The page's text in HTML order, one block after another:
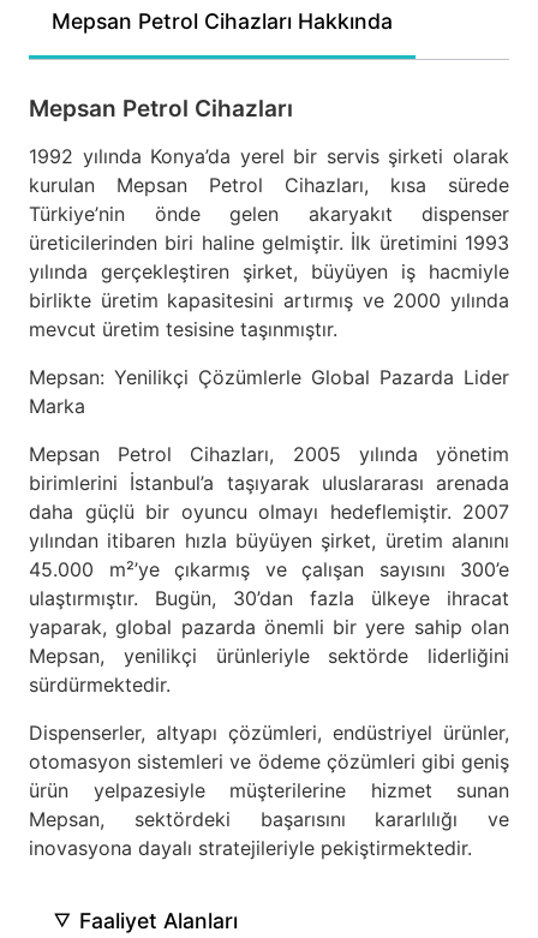
Mepsan Petrol Cihazları Hakkında
Mepsan Petrol Cihazları
1992 yılında Konya’da yerel bir servis şirketi olarak
kurulan Mepsan Petrol Cihazları, kısa sürede
Türkiye’nin önde gelen akaryakıt dispenser
üreticilerinden biri haline gelmiştir. İlk üretimini 1993
yılında gerçekleştiren şirket, büyüyen iş hacmiyle
birlikte üretim kapasitesini artırmış ve 2000 yılında
mevcut üretim tesisine taşınmıştır.
Mepsan: Yenilikçi Çözümlerle Global Pazarda Lider
Marka
Mepsan Petrol Cihazları, 2005 yılında yönetim
birimlerini İstanbul’a taşıyarak uluslararası arenada
daha güçlü bir oyuncu olmayı hedeflemiştir. 2007
yılından itibaren hızla büyüyen şirket, üretim alanını
45.000 m²’ye çıkarmış ve çalışan sayısını 300’e
ulaştırmıştır. Bugün, 30’dan fazla ülkeye ihracat
yaparak, global pazarda önemli bir yere sahip olan
Mepsan, yenilikçi ürünleriyle sektörde liderliğini
sürdürmektedir.
Dispenserler, altyapı çözümleri, endüstriyel ürünler,
otomasyon sistemleri ve ödeme çözümleri gibi geniş
ürün yelpazesiyle müşterilerine hizmet sunan
Mepsan, sektördeki başarısını kararlılığı ve
inovasyona dayalı stratejileriyle pekiştirmektedir.
Faaliyet Alanları